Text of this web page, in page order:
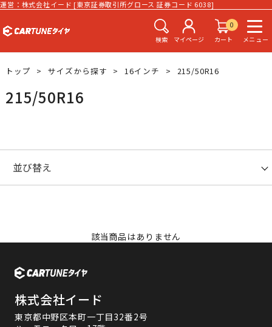
運営：株式会社イード [東京証券取引所グロース 証券コード 6038]
検索 マイページ
0
カート
メニュー
トップ サイズから探す 16インチ 215/50R16
215/50R16
該当商品はありません
株式会社イード
東京都中野区本町一丁目32番2号